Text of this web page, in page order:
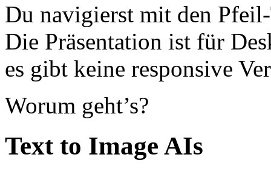
Du navigierst mit den
Die Präsentation ist für
es gibt keine responsive
Worum geht’s?
Text to Image AIs